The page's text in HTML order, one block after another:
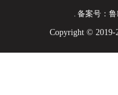
. 备案号：
Copyright ©